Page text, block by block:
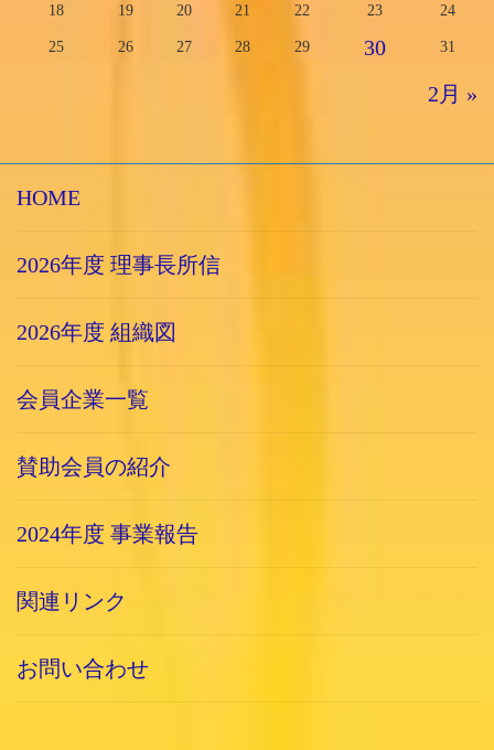
18 19 20 21 22 23 24
25 26 27 28 29 30 31
2月 »
HOME
2026年度 理事長所信
2026年度 組織図
会員企業一覧
賛助会員の紹介
2024年度 事業報告
関連リンク
お問い合わせ